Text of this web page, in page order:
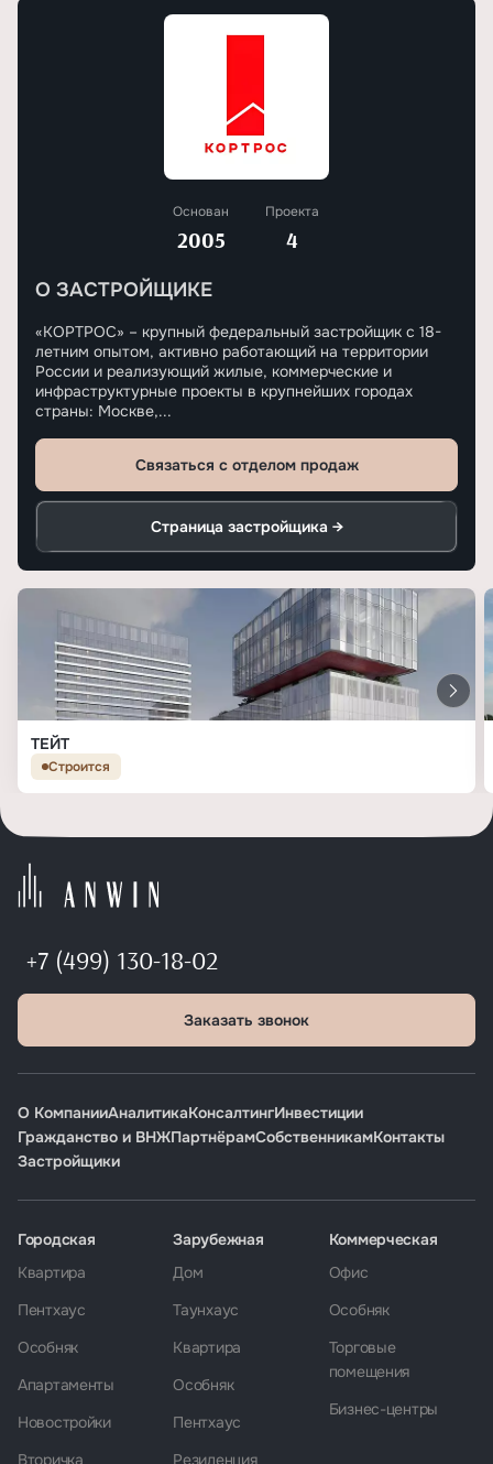
Основан
2005
Проекта
4
О ЗАСТРОЙЩИКЕ
«КОРТРОС» – крупный федеральный застройщик с 18-
летним опытом, активно работающий на территории
России и реализующий жилые, коммерческие и
инфраструктурные проекты в крупнейших городах
страны: Москве,...
Связаться с отделом продаж
Страница застройщика →
ТЕЙТ
Строится
+7 (499) 130-18-02
Заказать звонок
О КомпанииАналитикаКонсалтингИнвестиции
Гражданство и ВНЖПартнёрамСобственникамКонтакты
Застройщики
Городская
Квартира
Пентхаус
Особняк
Апартаменты
Новостройки
Вторичка
Зарубежная
Дом
Таунхаус
Квартира
Особняк
Пентхаус
Резиденция
Коммерческая
Офис
Особняк
Торговые
помещения
Бизнес-центры